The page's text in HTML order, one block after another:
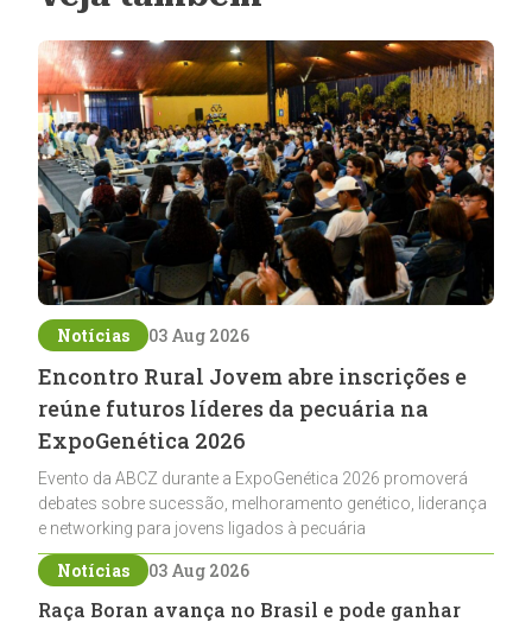
Notícias 03 Aug 2026
Encontro Rural Jovem abre inscrições e
reúne futuros líderes da pecuária na
ExpoGenética 2026
Evento da ABCZ durante a ExpoGenética 2026 promoverá
debates sobre sucessão, melhoramento genético, liderança
e networking para jovens ligados à pecuária
Notícias 03 Aug 2026
Raça Boran avança no Brasil e pode ganhar